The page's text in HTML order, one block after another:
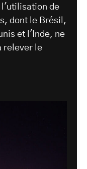
l'utilisation de
dont le Brésil,
et l'Inde, ne
relever le